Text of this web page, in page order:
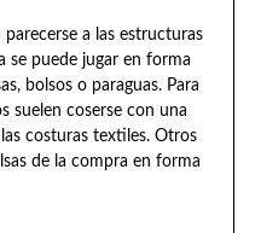
a las estructuras
se puede jugar en forma
bolsos o paraguas. Para
suelen coserse con una
costuras textiles. Otros
de la compra en forma